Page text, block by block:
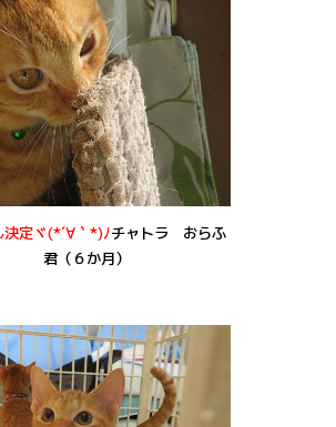
決定ヾ(*´∀｀*)ﾉチャトラ おらふ
君（６か月）